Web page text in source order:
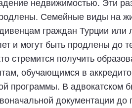
недвижимостью. Эти
Семейные виды на
граждан Турции
и могут быть продлены
стремится получить
обучающимся в
программы. В
документации